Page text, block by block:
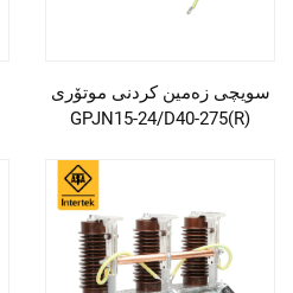
سویچی زەمین کردنی موتۆری
GPJN15-24/D40-275(R)